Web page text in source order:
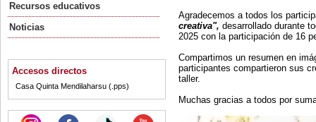
Recursos educativos
Noticias
Accesos directos
Casa Quinta Mendilaharsu (.pps)
Agradecemos a todos los
creativa", desarrollado durante
2025 con la participación de 16
Compartimos un resumen en
participantes compartieron sus
taller.
Muchas gracias a todos por